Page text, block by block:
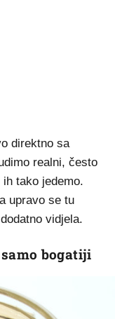
direktno sa
realni, često
tako jedemo.
upravo se tu
vidjela.
bogatiji